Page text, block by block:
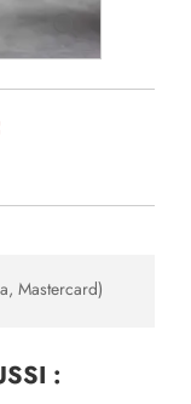
Mastercard)
: